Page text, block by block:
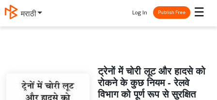
मराठी ☰
Log In Publish Free
ट्रेनों में चोरी लूट और हादसे को
रोकने के कुछ नियम - रेलवे
विभाग को पूर्ण रूप से सुरक्षित